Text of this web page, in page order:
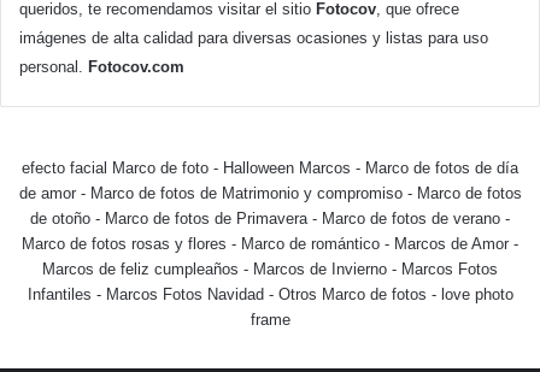
queridos, te recomendamos visitar el sitio Fotocov , que ofrece
imágenes de alta calidad para diversas ocasiones y listas para uso
personal. Fotocov.com
efecto facial Marco de foto - Halloween Marcos - Marco de fotos de día
de amor- Marco de fotos de Matrimonio y compromiso- Marco de fotos
de otoño - Marco de fotos de Primavera - Marco de fotos de verano -
Marco de fotos rosas y flores - Marco de romántico - Marcos de Amor -
Marcos de feliz cumpleaños - Marcos de Invierno - Marcos Fotos
Infantiles - Marcos Fotos Navidad- Otros Marco de fotos - love photo
frame